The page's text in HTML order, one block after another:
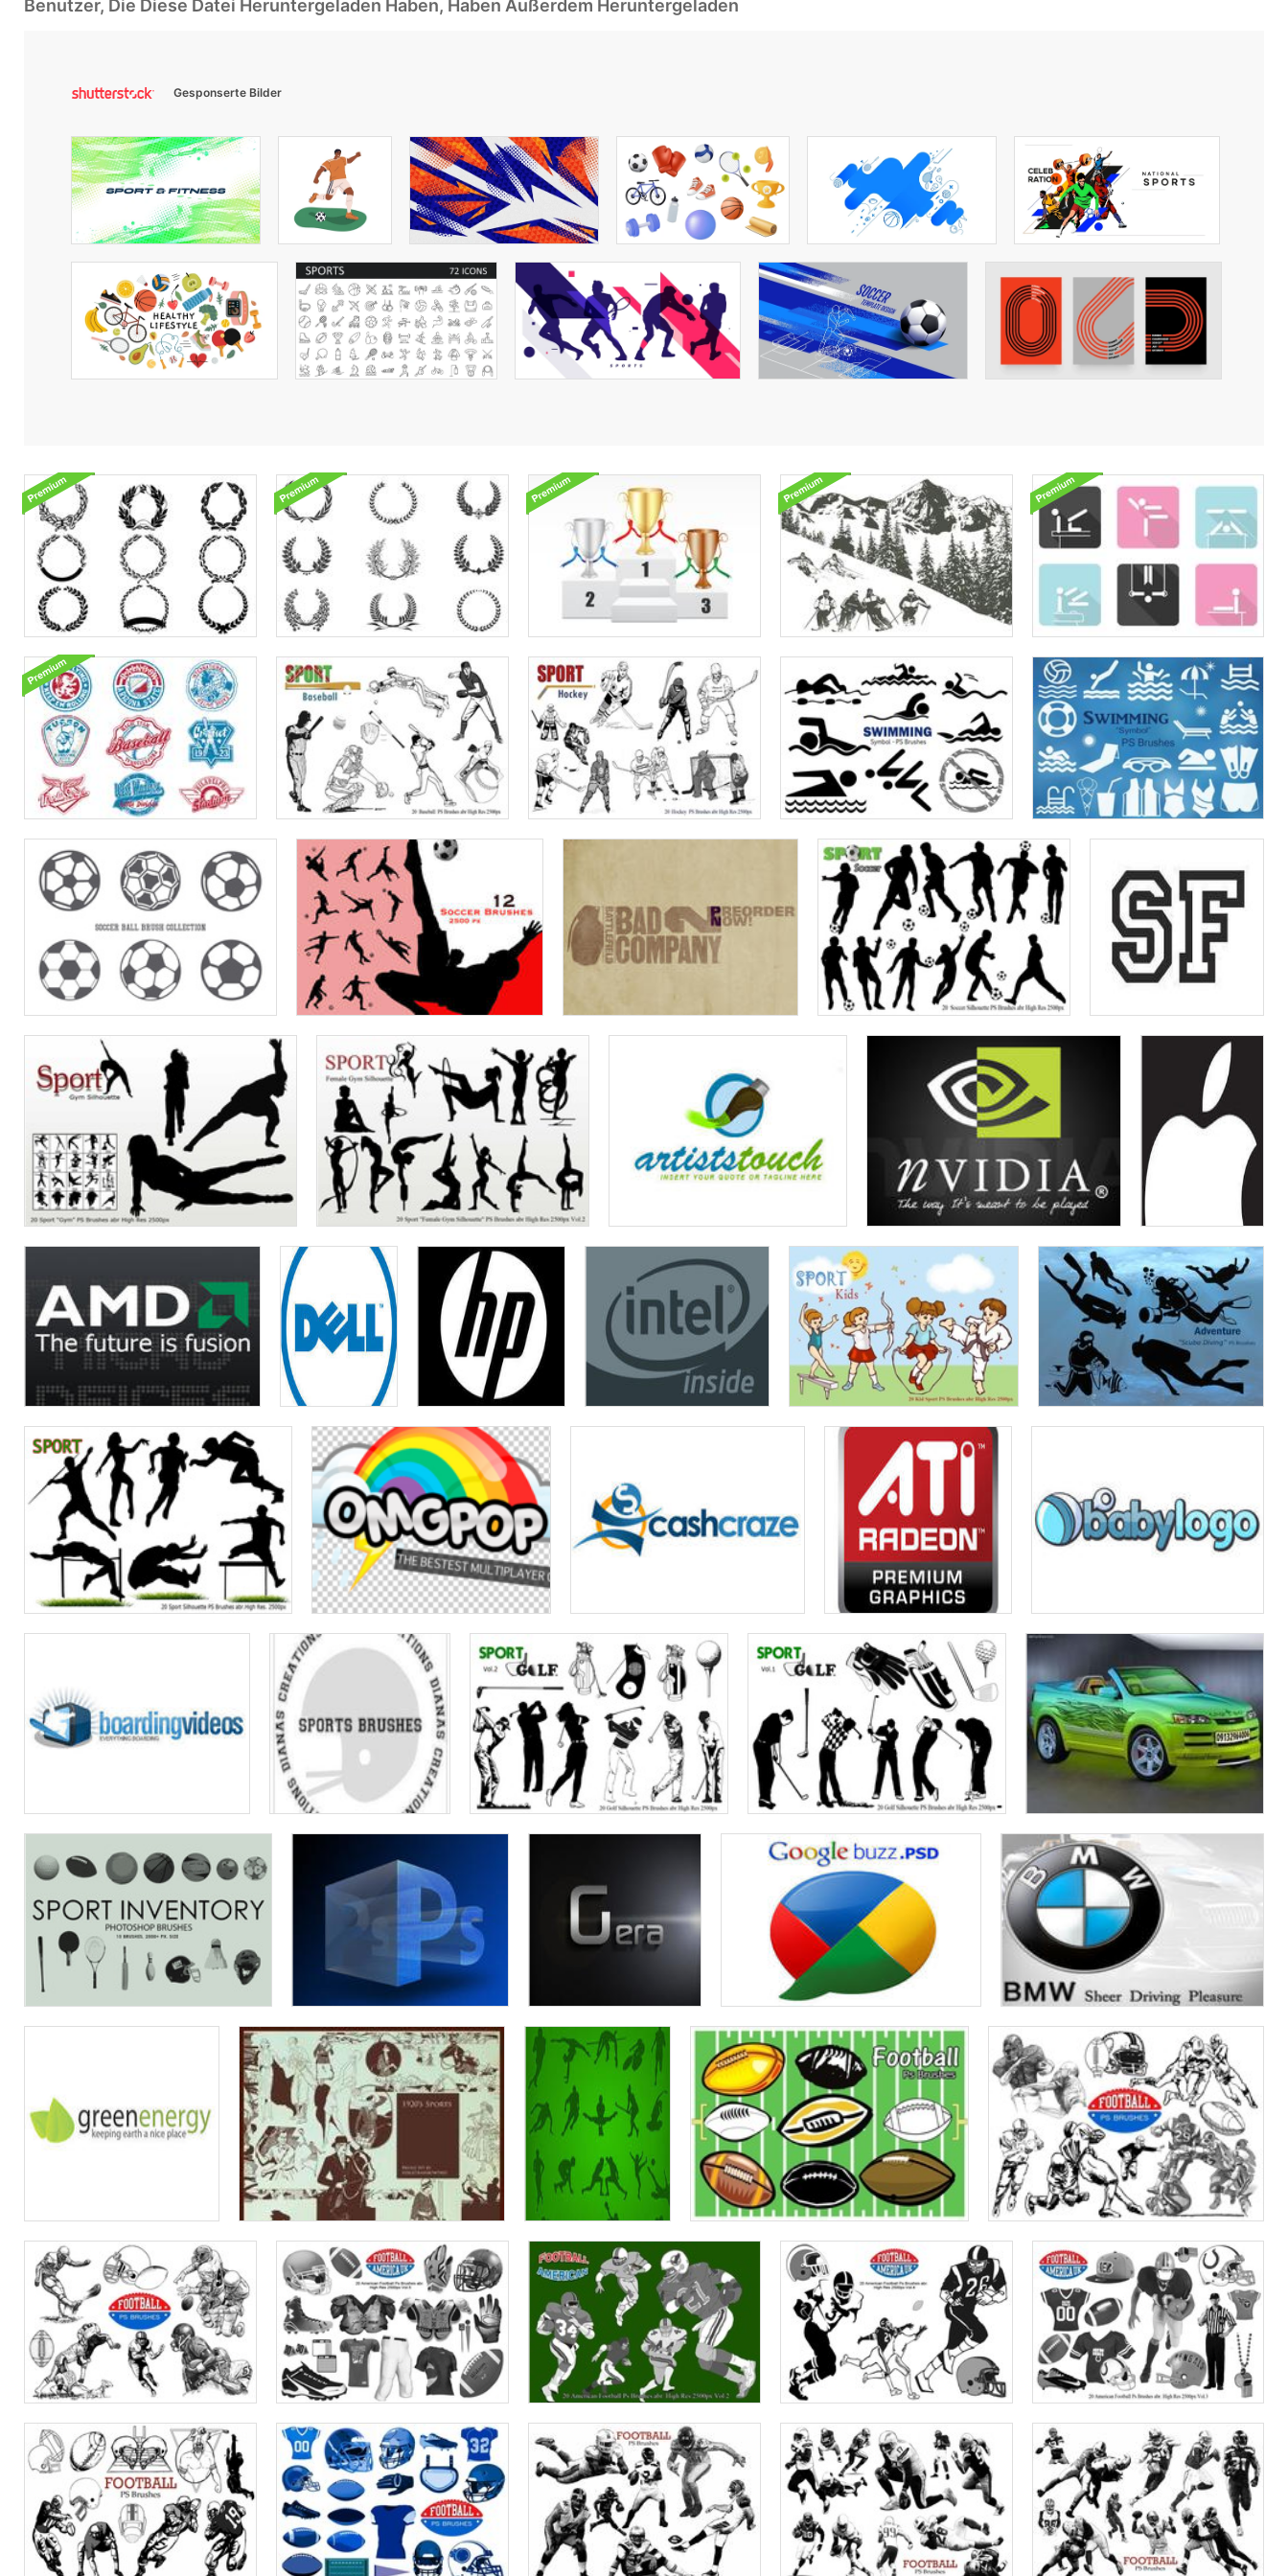
Benutzer, Die Diese Datei Heruntergeladen Haben, Haben Außerdem Heruntergeladen
Gesponserte Bilder